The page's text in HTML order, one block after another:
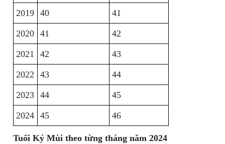
2019 40 41
2020 41 42
2021 42 43
2022 43 44
2023 44 45
2024 45 46
Tuổi Kỷ Mùi theo từng tháng năm 2024